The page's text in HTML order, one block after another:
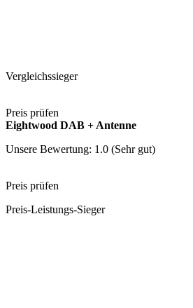
Vergleichssieger
Preis prüfen
Eightwood DAB + Antenne
Unsere Bewertung: 1.0 (Sehr gut)
Preis prüfen
Preis-Leistungs-Sieger